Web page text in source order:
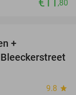
,80
+
9.8 star